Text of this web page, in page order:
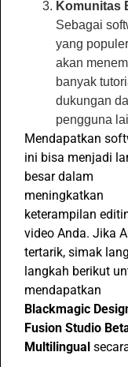
Komunitas
Sebagai
yang
akan
banyak
dukungan
pengguna
Mendapatkan
ini bisa menjadi
besar dalam
meningkatkan
keterampilan
video Anda. Jika
tertarik, simak
langkah berikut
mendapatkan
Blackmagic
Fusion Studio
Multilingual